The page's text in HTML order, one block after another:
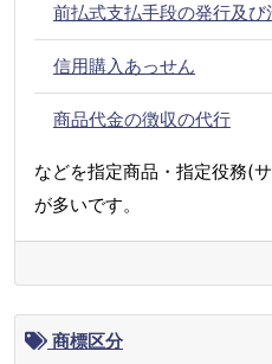
前払式支払手段の発行及び
信用購入あっせん
商品代金の徴収の代行
などを指定商品・指定役務(
が多いです。
商標区分